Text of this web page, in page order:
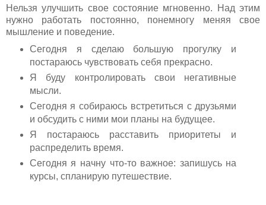
Нельзя улучшить свое состояние мгновенно. Над этим
нужно работать постоянно, понемногу меняя свое
мышление и поведение.
Сегодня я сделаю большую прогулку и
постараюсь чувствовать себя прекрасно.
Я буду контролировать свои негативные
мысли.
Сегодня я собираюсь встретиться с друзьями
и обсудить с ними мои планы на будущее.
Я постараюсь расставить приоритеты и
распределить время.
Сегодня я начну что-то важное: запишусь на
курсы, спланирую путешествие.